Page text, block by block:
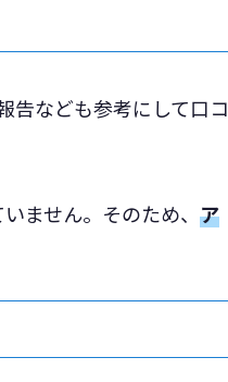
告なども参考にして口コ
ません。そのため、 ア